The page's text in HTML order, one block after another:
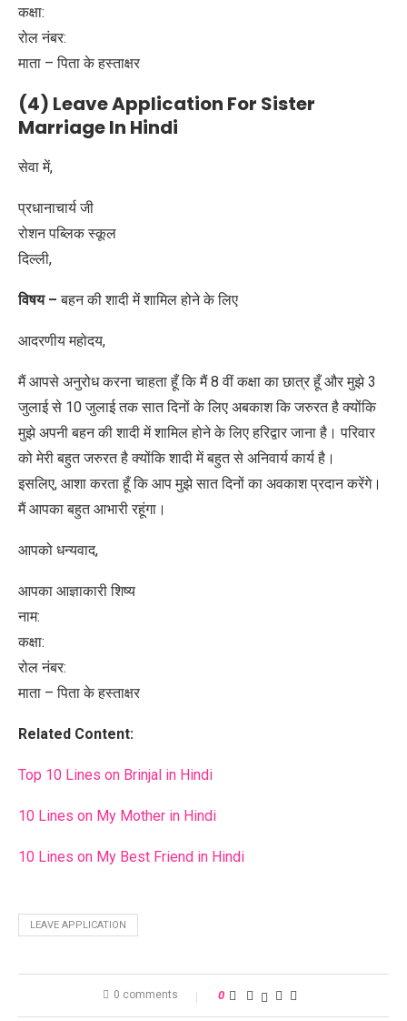
कक्षा:
रोल नंबर:
माता – पिता के हस्ताक्षर
(4) Leave Application For Sister
Marriage In Hindi
सेवा में,
प्रधानाचार्य जी
रोशन पब्लिक स्कूल
दिल्ली,
विषय – बहन की शादी में शामिल होने के लिए
आदरणीय महोदय,
मैं आपसे अनुरोध करना चाहता हूँ कि मैं 8 वीं कक्षा का छात्र हूँ और मुझे 3
जुलाई से 10 जुलाई तक सात दिनों के लिए अबकाश कि जरुरत है क्योंकि
मुझे अपनी बहन की शादी में शामिल होने के लिए हरिद्वार जाना है। परिवार
को मेरी बहुत जरुरत है क्योंकि शादी में बहुत से अनिवार्य कार्य है।
इसलिए, आशा करता हूँ कि आप मुझे सात दिनों का अवकाश प्रदान करेंगे।
मैं आपका बहुत आभारी रहूंगा।
आपको धन्यवाद,
आपका आज्ञाकारी शिष्य
नाम:
कक्षा:
रोल नंबर:
माता – पिता के हस्ताक्षर
Related Content:
Top 10 Lines on Brinjal in Hindi
10 Lines on My Mother in Hindi
10 Lines on My Best Friend in Hindi
LEAVE APPLICATION
0 comments 0